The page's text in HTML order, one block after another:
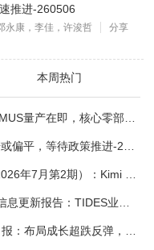
推进-260506
永康，李佳，许浚哲
分享
本周热门